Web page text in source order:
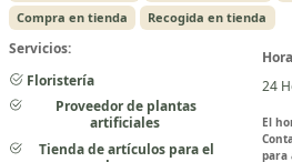
Compra en tienda
Recogida en tienda
Servicios:
Floristería
Proveedor de plantas
artificiales
Tienda de artículos para el
24
El
para